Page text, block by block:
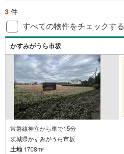
3 件
すべての物件をチェックする
かすみがうら市坂
常磐線神立から車で15分
茨城県かすみがうら市坂
土地1708m2